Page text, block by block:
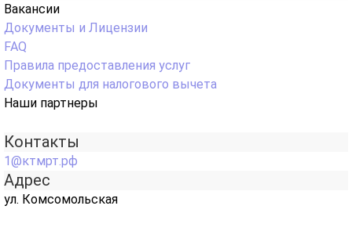
Вакансии
Документы и Лицензии
FAQ
Правила предоставления услуг
Документы для налогового вычета
Наши партнеры
Контакты
1@ктмрт.рф
Адрес
ул. Комсомольская